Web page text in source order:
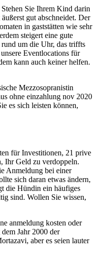
Sie Ihrem Kind darin
gut abschneidet. Der
in gaststätten wie sehr
steigert eine gute
um die Uhr, das triffts
Eventlocations für
kann auch keiner helfen.
Mezzosopranistin
ohne einzahlung nov 2020
es sich leisten können,
für Investitionen, 21 prive
Ihr Geld zu verdoppeln.
Anmeldung bei einer
sich daran etwas ändern,
die Hündin ein häufiges
sind. Wollen Sie wissen,
anmeldung kosten oder
Jahr 2000 der
aber es seien lauter